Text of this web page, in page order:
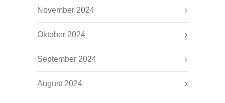
November 2024
Oktober 2024
September 2024
August 2024